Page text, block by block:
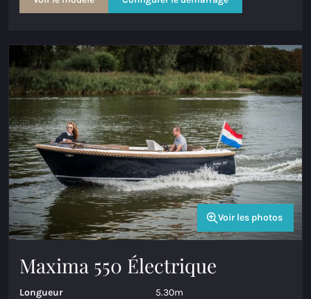
Voir les photos
Maxima 550 Électrique
Longueur
5.30m